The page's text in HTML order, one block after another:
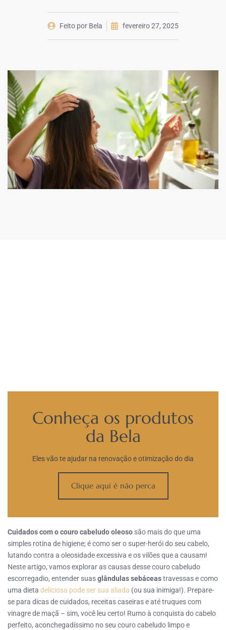
Feito por Bela fevereiro 27, 2025
Conheça os produtos
da Bela
Eles vão te ajudar na renovação e otimização do dia
Clique aqui é não perca
Cuidados com o couro cabeludo oleoso são mais do que uma
simples rotina de higiene; é como ser o super-herói do seu cabelo,
lutando contra a oleosidade excessiva e os vilões que a causam!
Neste artigo, vamos explorar as causas desse couro cabeludo
escorregadio, entender suasglândulas sebáceastravessas e como
uma dieta deliciosa pode ser sua aliada (ou sua inimiga!). Prepare-
se para dicas de cuidados, receitas caseiras e até truques com
vinagre de maçã – sim, você leu certo! Rumo à conquista do cabelo
perfeito, aconchegadíssimo no seu couro cabeludo limpo e